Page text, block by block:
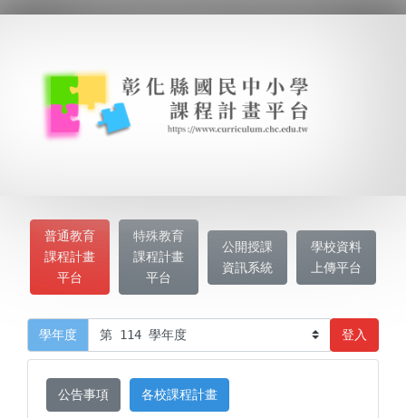
普通教育
課程計畫
平台
特殊教育
課程計畫
平台
公開授課
資訊系統
學校資料
上傳平台
學年度 登入
公告事項 各校課程計畫